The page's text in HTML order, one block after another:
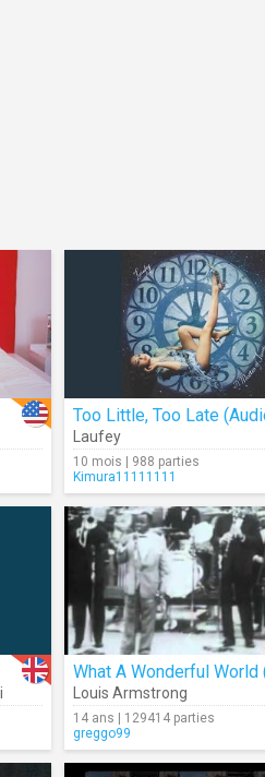
Too Little, Too Late
Laufey
10 mois | 988 parties
Kimura11111111
Louis Armstrong
14 ans | 129414 parties
greggo99